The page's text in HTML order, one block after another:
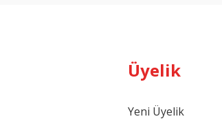
Üyelik
Yeni Üyelik